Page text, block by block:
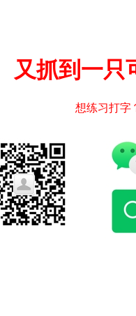
又抓到一只
想练习打字